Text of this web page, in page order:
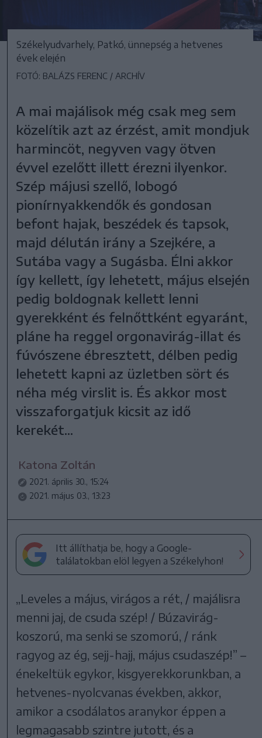
Székelyudvarhely, Patkó, ünnepség a hetvenes
évek elején
FOTÓ: BALÁZS FERENC / ARCHÍV
A mai majálisok még csak meg sem
közelítik azt az érzést, amit mondjuk
harmincöt, negyven vagy ötven
évvel ezelőtt illett érezni ilyenkor.
Szép májusi szellő, lobogó
pionírnyakkendők és gondosan
befont hajak, beszédek és tapsok,
majd délután irány a Szejkére, a
Sutába vagy a Sugásba. Élni akkor
így kellett, így lehetett, május elsején
pedig boldognak kellett lenni
gyerekként és felnőttként egyaránt,
pláne ha reggel orgonavirág-illat és
fúvószene ébresztett, délben pedig
lehetett kapni az üzletben sört és
néha még virslit is. És akkor most
visszaforgatjuk kicsit az idő
kerekét...
Katona Zoltán
2021. április 30., 15:24
2021. május 03., 13:23
Itt állíthatja be, hogy a Google-
találatokban elöl legyen a Székelyhon!
„Leveles a május, virágos a rét, / majálisra
menni jaj, de csuda szép! / Búzavirág-
koszorú, ma senki se szomorú, / ránk
ragyog az ég, sejj-hajj, május csudaszép!” –
énekeltük egykor, kisgyerekkorunkban, a
hetvenes-nyolcvanas években, akkor,
amikor a csodálatos aranykor éppen a
legmagasabb szintre jutott, és a